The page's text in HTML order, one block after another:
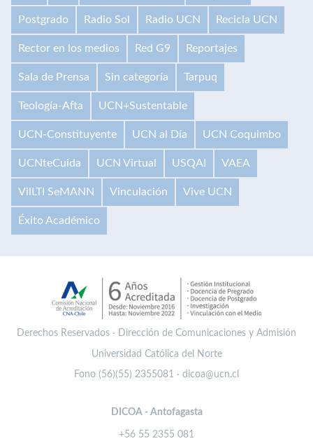
Postgrado Radio Sol Radio UCN Recicla UCN
Rector en los medios Red G9 Reportajes
Sala de Prensa Sin categoría Tarpuq
Teología-Afta UCN+Sustentable
UCN-Constituyente UCN al Día UCN Coquimbo
UCNteCuida UCN Virtual USQAI VAEA
VilLTI SeMANN Vinculación Vive UCN
Éxito Académico
Derechos Reservados · Dirección de Comunicaciones y Admisión
Universidad Católica del Norte
Fono (56)(55) 2355081 · dicoa@ucn.cl
DICOA - Antofagasta
+56 55 2355 081